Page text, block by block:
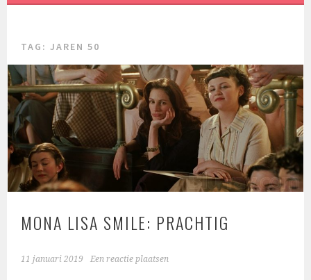
TAG:JAREN 50
MONA LISA SMILE: PRACHTIG
11 januari 2019 Een reactie plaatsen